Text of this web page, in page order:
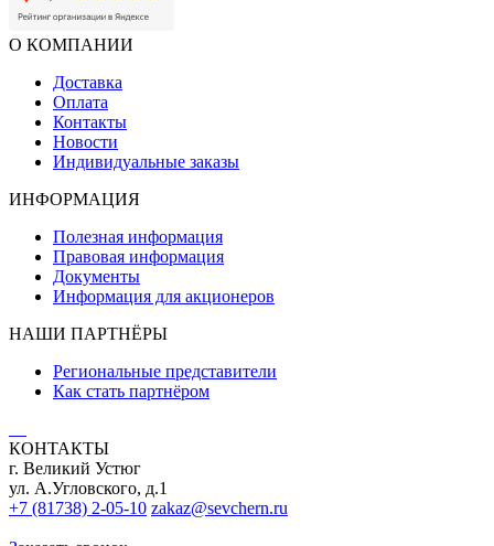
О КОМПАНИИ
Доставка
Оплата
Контакты
Новости
Индивидуальные заказы
ИНФОРМАЦИЯ
Полезная информация
Правовая информация
Документы
Информация для акционеров
НАШИ ПАРТНЁРЫ
Региональные представители
Как стать партнёром
КОНТАКТЫ
г. Великий Устюг
ул. А.Угловского, д.1
+7 (81738) 2-05-10 zakaz@sevchern.ru